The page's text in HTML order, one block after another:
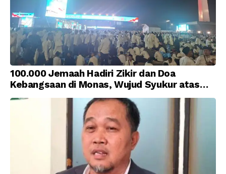
100.000 Jemaah Hadiri Zikir dan Doa
Kebangsaan di Monas, Wujud Syukur atas
Kemerdekaan Indonesia